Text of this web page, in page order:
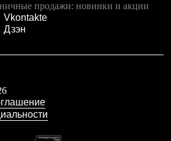
продажи: новинки и акции
Vkontakte
Дзэн